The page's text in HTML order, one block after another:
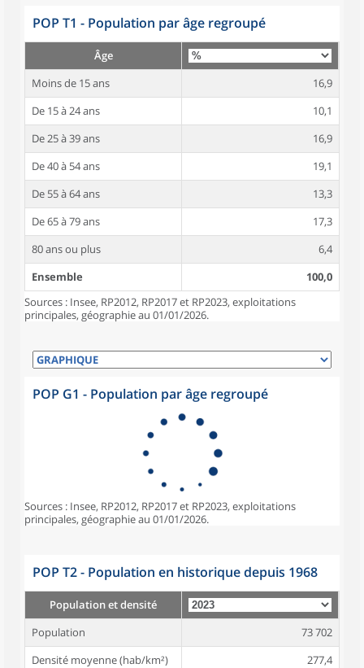
POP T1 - Population par âge regroupé
Âge
Moins de 15 ans
16,9
De 15 à 24 ans
10,1
De 25 à 39 ans
16,9
De 40 à 54 ans
19,1
De 55 à 64 ans
13,3
De 65 à 79 ans
17,3
80 ans ou plus
6,4
Ensemble
100,0
Sources : Insee, RP2012, RP2017 et RP2023, exploitations
principales, géographie au 01/01/2026.
POP G1 - Population par âge regroupé
Sources : Insee, RP2012, RP2017 et RP2023, exploitations
principales, géographie au 01/01/2026.
POP T2 - Population en historique depuis 1968
Population et densité
Population
73 702
Densité moyenne (hab/km²)
277,4